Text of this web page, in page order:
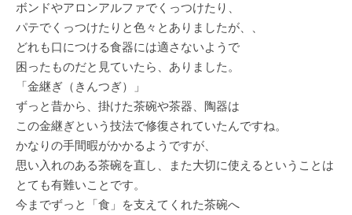
ボンドやアロンアルファでくっつけたり、
パテでくっつけたりと色々とありましたが、、
どれも口につける食器には適さないようで
困ったものだと見ていたら、ありました。
「金継ぎ（きんつぎ）」
ずっと昔から、掛けた茶碗や茶器、陶器は
この金継ぎという技法で修復されていたんですね。
かなりの手間暇がかかるようですが、
思い入れのある茶碗を直し、また大切に使えるということは
とても有難いことです。
今までずっと「食」を支えてくれた茶碗へ